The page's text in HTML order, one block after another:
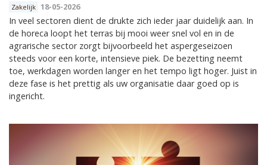
Zakelijk 18-05-2026
In veel sectoren dient de drukte zich ieder jaar duidelijk aan. In
de horeca loopt het terras bij mooi weer snel vol en in de
agrarische sector zorgt bijvoorbeeld het aspergeseizoen
steeds voor een korte, intensieve piek. De bezetting neemt
toe, werkdagen worden langer en het tempo ligt hoger. Juist in
deze fase is het prettig als uw organisatie daar goed op is
ingericht.